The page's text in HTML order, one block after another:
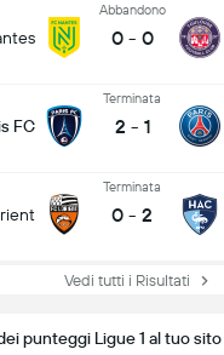
Abbandono
0 - 0
FC
Terminata
2 - 1
Terminata
0 - 2
Vedi tutti i Risultati
punteggi Ligue 1 al tuo